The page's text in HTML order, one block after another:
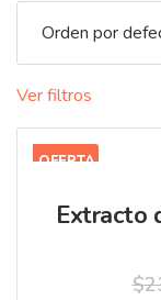
Ver filtros
OFERTA
Extracto
$